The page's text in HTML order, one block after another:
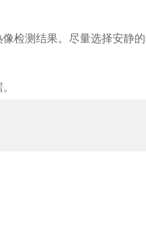
检测结果。尽量选择安静的